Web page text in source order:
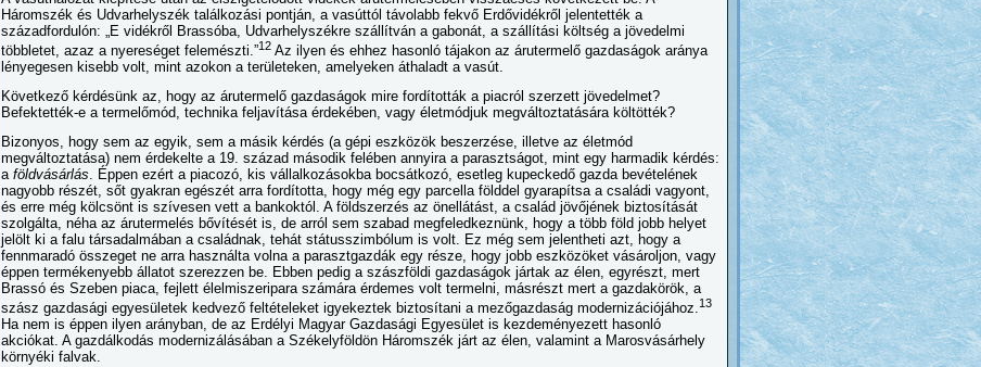
Háromszék és Udvarhelyszék találkozási pontján, a vasúttól távolabb fekvő Erdővidékről jelentették a
századfordulón: „E vidékről Brassóba, Udvarhelyszékre szállítván a gabonát, a szállítási költség a jövedelmi
többletet, azaz a nyereséget felemészti.”12 Az ilyen és ehhez hasonló tájakon az árutermelő gazdaságok aránya
lényegesen kisebb volt, mint azokon a területeken, amelyeken áthaladt a vasút.
Következő kérdésünk az, hogy az árutermelő gazdaságok mire fordították a piacról szerzett jövedelmet?
Befektették-e a termelőmód, technika feljavítása érdekében, vagy életmódjuk megváltoztatására költötték?
Bizonyos, hogy sem az egyik, sem a másik kérdés (a gépi eszközök beszerzése, illetve az életmód
megváltoztatása) nem érdekelte a 19. század második felében annyira a parasztságot, mint egy harmadik kérdés:
a földvásárlás . Éppen ezért a piacozó, kis vállalkozásokba bocsátkozó, esetleg kupeckedő gazda bevételének
nagyobb részét, sőt gyakran egészét arra fordította, hogy még egy parcella földdel gyarapítsa a családi vagyont,
és erre még kölcsönt is szívesen vett a bankoktól. A földszerzés az önellátást, a család jövőjének biztosítását
szolgálta, néha az árutermelés bővítését is, de arról sem szabad megfeledkeznünk, hogy a több föld jobb helyet
jelölt ki a falu társadalmában a családnak, tehát státusszimbólum is volt. Ez még sem jelentheti azt, hogy a
fennmaradó összeget ne arra használta volna a parasztgazdák egy része, hogy jobb eszközöket vásároljon, vagy
éppen termékenyebb állatot szerezzen be. Ebben pedig a szászföldi gazdaságok jártak az élen, egyrészt, mert
Brassó és Szeben piaca, fejlett élelmiszeripara számára érdemes volt termelni, másrészt mert a gazdakörök, a
szász gazdasági egyesületek kedvező feltételeket igyekeztek biztosítani a mezőgazdaság modernizációjához.13
Ha nem is éppen ilyen arányban, de az Erdélyi Magyar Gazdasági Egyesület is kezdeményezett hasonló
akciókat. A gazdálkodás modernizálásában a Székelyföldön Háromszék járt az élen, valamint a Marosvásárhely
környéki falvak.